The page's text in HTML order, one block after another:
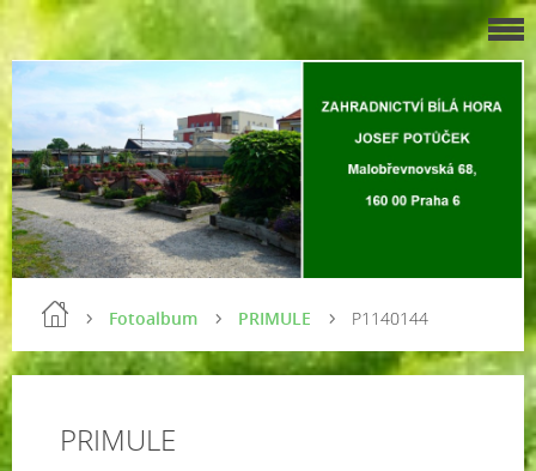
Fotoalbum PRIMULE P1140144
PRIMULE